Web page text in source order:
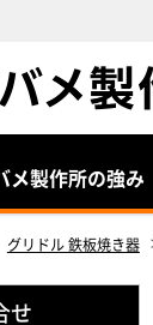
メ製作所の強み
グリドル 鉄板焼き器
せ